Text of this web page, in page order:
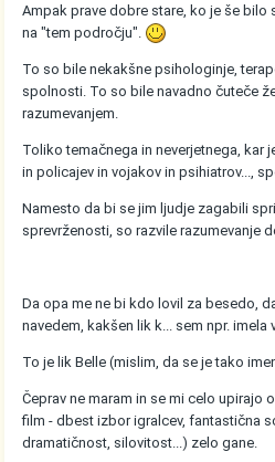
Ampak prave dobre stare, ko je še bilo
na "tem področju".
To so bile nekakšne psihologinje,
spolnosti. To so bile navadno čuteče
razumevanjem.
Toliko temačnega in neverjetnega, kar
in policajev in vojakov in psihiatrov...,
Namesto da bi se jim ljudje zagabili
sprevrženosti, so razvile razumevanje
Da opa me ne bi kdo lovil za besedo,
navedem, kakšen lik k... sem npr. imela
To je lik Belle (mislim, da se je tako
Čeprav ne maram in se mi celo upirajo
film - dbest izbor igralcev, fantastična
dramatičnost, silovitost...) zelo gane.